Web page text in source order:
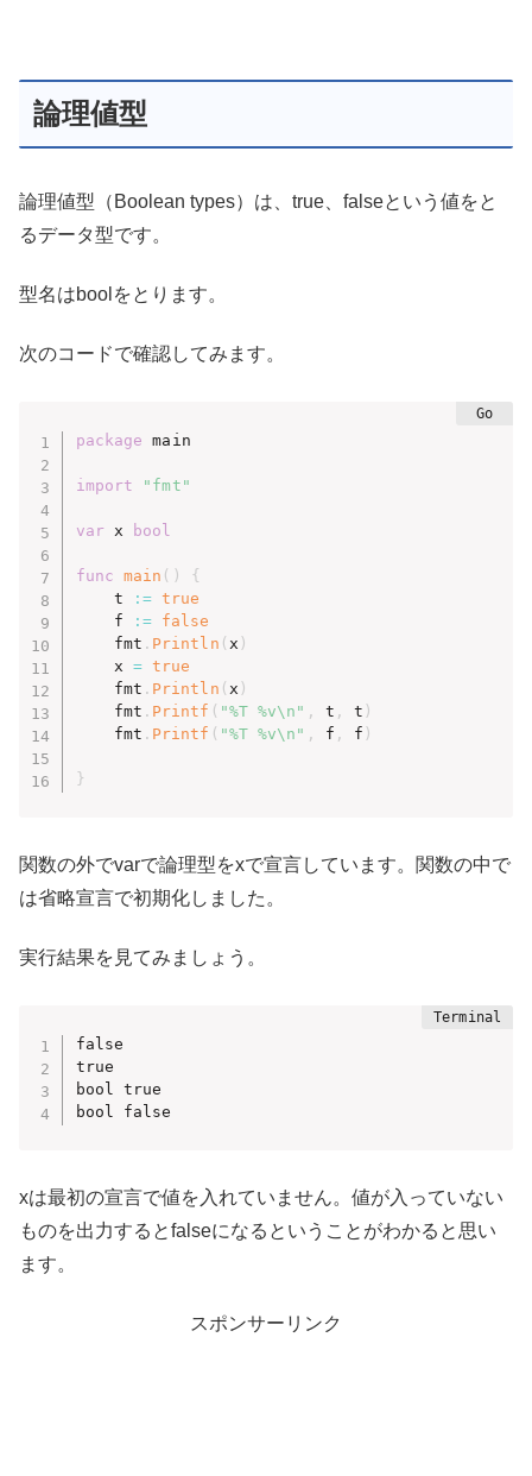
論理値型
論理値型（Boolean types）は、true、falseという値をと
るデータ型です。
型名はboolをとります。
次のコードで確認してみます。
package main
import "fmt"
var x bool
func main ( )
{
	t
:= true
	f
:=
false
	fmt
. Println ( x )
	x
= true
	fmt
. Println ( x )
	fmt
. Printf ( "%T %v\n" , t , t )
	fmt
. Printf ( "%T %v\n" , f , f )
}
関数の外でvarで論理型をxで宣言しています。関数の中で
は省略宣言で初期化しました。
実行結果を見てみましょう。
false
true
bool true
bool false
xは最初の宣言で値を入れていません。値が入っていない
ものを出力するとfalseになるということがわかると思い
ます。
スポンサーリンク